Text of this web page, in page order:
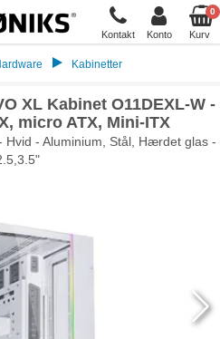
Kontakt Konto
0
Kurv
Kabinetter
XL Kabinet O11DEXL-W -
micro ATX, Mini-ITX
- Aluminium, Stål, Hærdet glas -